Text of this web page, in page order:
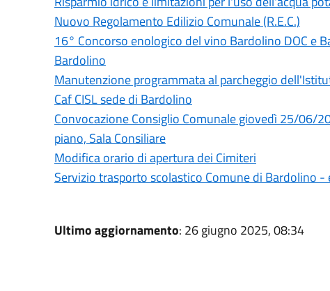
Nuovo Regolamento Edilizio Comunale (R.E.C.)
16° Concorso enologico del vino Bardolino DOC e
Bardolino
Manutenzione programmata al parcheggio
Caf CISL sede di Bardolino
Convocazione Consiglio Comunale giovedì 25/06/
piano, Sala Consiliare
Modifica orario di apertura dei Cimiteri
Servizio trasporto scolastico Comune di Bardolino -
Ultimo aggiornamento: 26 giugno 2025, 08:34